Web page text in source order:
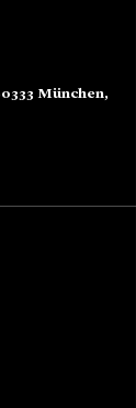
München,